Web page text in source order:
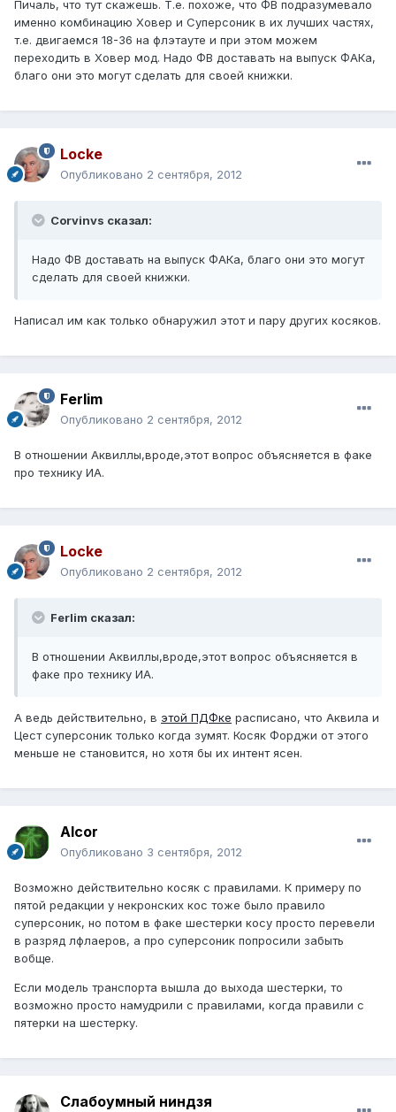
Пичаль, что тут скажешь. Т.е. похоже, что ФВ подразумевало
именно комбинацию Ховер и Суперсоник в их лучших частях,
т.е. двигаемся 18-36 на флэтауте и при этом можем
переходить в Ховер мод. Надо ФВ доставать на выпуск ФАКа,
благо они это могут сделать для своей книжки.
Locke
Опубликовано 2 сентября, 2012
Corvinvs сказал:
Надо ФВ доставать на выпуск ФАКа, благо они это могут
сделать для своей книжки.
Написал им как только обнаружил этот и пару других косяков.
Ferlim
Опубликовано 2 сентября, 2012
В отношении Аквиллы,вроде,этот вопрос объясняется в факе
про технику ИА.
Locke
Опубликовано 2 сентября, 2012
Ferlim сказал:
В отношении Аквиллы,вроде,этот вопрос объясняется в
факе про технику ИА.
А ведь действительно, в этой ПДФке расписано, что Аквила и
Цест суперсоник только когда зумят. Косяк Форджи от этого
меньше не становится, но хотя бы их интент ясен.
Alcor
Опубликовано 3 сентября, 2012
Возможно действительно косяк с правилами. К примеру по
пятой редакции у некронских кос тоже было правило
суперсоник, но потом в факе шестерки косу просто перевели
в разряд лфлаеров, а про суперсоник попросили забыть
вобще.
Если модель транспорта вышла до выхода шестерки, то
возможно просто намудрили с правилами, когда правили с
пятерки на шестерку.
Слабоумный ниндзя